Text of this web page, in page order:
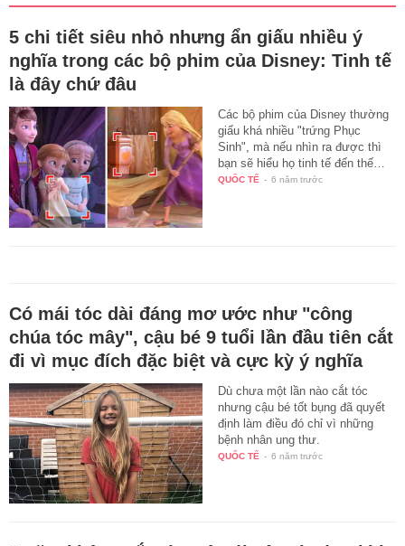
5 chi tiết siêu nhỏ nhưng ẩn giấu nhiều ý
nghĩa trong các bộ phim của Disney: Tinh tế
là đây chứ đâu
Các bộ phim của Disney thường
giấu khá nhiều "trứng Phục
Sinh", mà nếu nhìn ra được thì
bạn sẽ hiểu họ tinh tế đến thế…
QUỐC TẾ - 6 năm trước
Có mái tóc dài đáng mơ ước như "công
chúa tóc mây", cậu bé 9 tuổi lần đầu tiên cắt
đi vì mục đích đặc biệt và cực kỳ ý nghĩa
Dù chưa một lần nào cắt tóc
nhưng cậu bé tốt bụng đã quyết
định làm điều đó chỉ vì những
bệnh nhân ung thư.
QUỐC TẾ - 6 năm trước